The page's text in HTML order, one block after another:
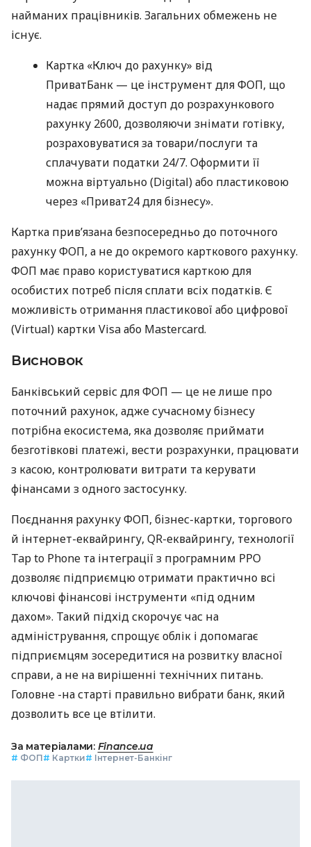
найманих працівників. Загальних обмежень не
існує.
Картка «Ключ до рахунку» від
ПриватБанк — це інструмент для ФОП, що
надає прямий доступ до розрахункового
рахунку 2600, дозволяючи знімати готівку,
розраховуватися за товари/послуги та
сплачувати податки 24/7. Оформити її
можна віртуально (Digital) або пластиковою
через «Приват24 для бізнесу».
Картка прив’язана безпосередньо до поточного
рахунку ФОП, а не до окремого карткового рахунку.
ФОП має право користуватися карткою для
особистих потреб після сплати всіх податків. Є
можливість отримання пластикової або цифрової
(Virtual) картки Visa або Mastercard.
Висновок
Банківський сервіс для ФОП — це не лише про
поточний рахунок, адже сучасному бізнесу
потрібна екосистема, яка дозволяє приймати
безготівкові платежі, вести розрахунки, працювати
з касою, контролювати витрати та керувати
фінансами з одного застосунку.
Поєднання рахунку ФОП, бізнес-картки, торгового
й інтернет-еквайрингу, QR-еквайрингу, технології
Tap to Phone та інтеграції з програмним РРО
дозволяє підприємцю отримати практично всі
ключові фінансові інструменти «під одним
дахом». Такий підхід скорочує час на
адміністрування, спрощує облік і допомагає
підприємцям зосередитися на розвитку власної
справи, а не на вирішенні технічних питань.
Головне -на старті правильно вибрати банк, який
дозволить все це втілити.
За матеріалами: Finance.ua
# ФОП# Картки# Інтернет-Банкінг